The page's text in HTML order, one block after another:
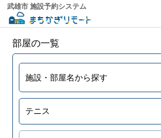
武雄市 施設予約システム
部屋の一覧